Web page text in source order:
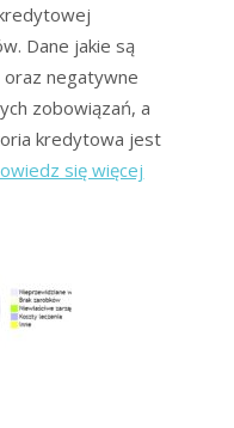
Dane jakie są
negatywne
zobowiązań, a
kredytowa jest
się więcej